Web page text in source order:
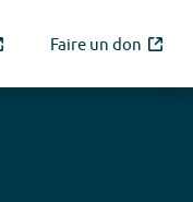
Faire un don